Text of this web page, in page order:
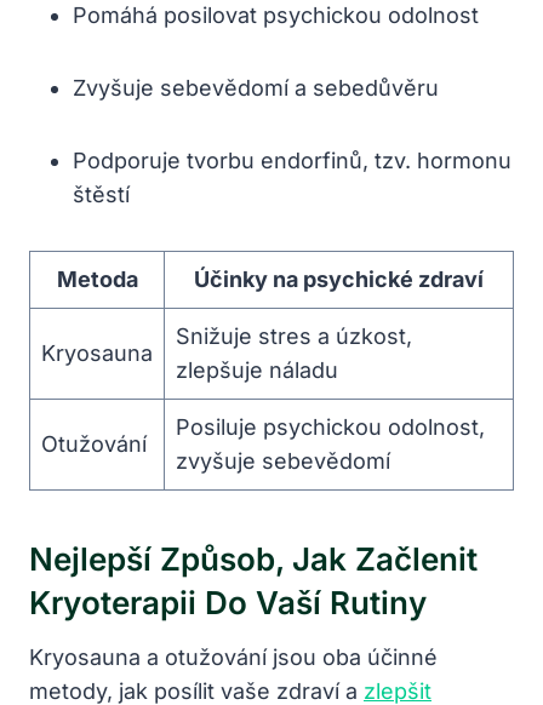
Pomáhá posilovat psychickou odolnost
Zvyšuje sebevědomí a sebedůvěru
Podporuje⁣ tvorbu endorfinů, tzv. hormonu
⁢štěstí
Metoda Účinky na psychické zdraví
Kryosauna
Snižuje stres⁢ a úzkost,
zlepšuje náladu
Otužování
Posiluje psychickou odolnost,
zvyšuje sebevědomí
Nejlepší Způsob, Jak Začlenit
Kryoterapii Do Vaší ‍rutiny
Kryosauna a ⁤otužování jsou oba účinné
metody, jak posílit vaše zdraví a zlepšit